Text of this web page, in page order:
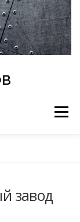
Меню
завод